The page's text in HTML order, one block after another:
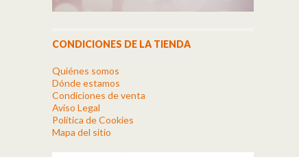
CONDICIONES DE LA TIENDA
Quiénes somos
Dónde estamos
Condiciones de venta
Aviso Legal
Política de Cookies
Mapa del sitio